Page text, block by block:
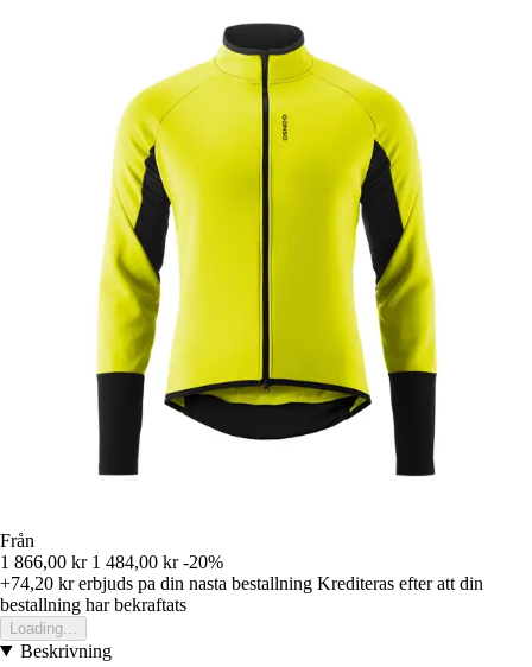
Från
1 866,00 kr 1 484,00 kr -20%
+74,20 krerbjuds pa din nasta bestallning Krediteras efter att din
bestallning har bekraftats
Loading...
Beskrivning